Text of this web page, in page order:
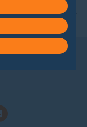
die Zukunft
oder ändern.
in unserer